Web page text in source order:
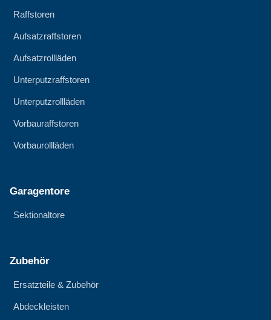
Raffstoren
Aufsatzraffstoren
Aufsatzrollläden
Unterputzraffstoren
Unterputzrollläden
Vorbauraffstoren
Vorbaurollläden
Garagentore
Sektionaltore
Zubehör
Ersatzteile & Zubehör
Abdeckleisten